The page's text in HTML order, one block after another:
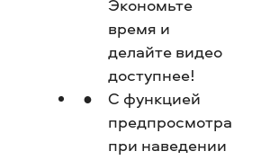
Экономьте
время и
делайте видео
доступнее!
С функцией
предпросмотра
при наведении